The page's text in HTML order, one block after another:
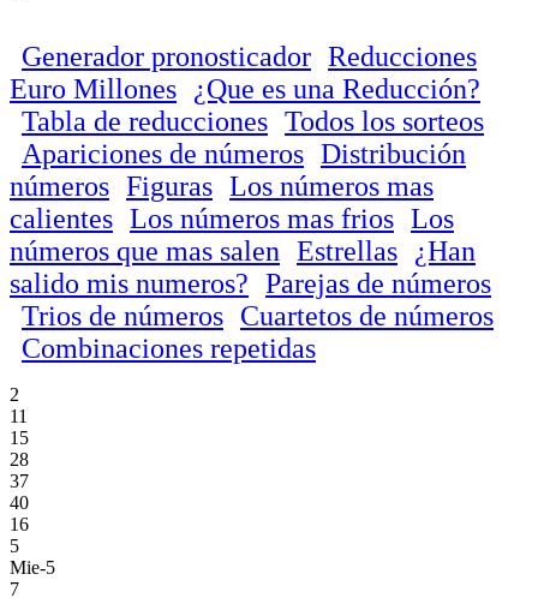
Generador pronosticador Reducciones
Euro Millones
¿Que es una Reducción?
Tabla de reducciones Todos los sorteos
Apariciones de números Distribución
números Figuras Los números mas
calientes Los números mas frios Los
números que mas salen Estrellas
¿Han
salido mis numeros? Parejas de números
Trios de números Cuartetos de números
Combinaciones repetidas
2
11
15
28
37
40
16
5
Mie-5
7